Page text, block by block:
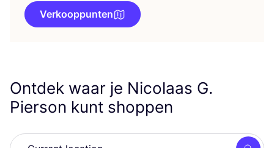
Verkooppunten
Ontdek waar je Nicolaas G.
Pierson kunt shoppen